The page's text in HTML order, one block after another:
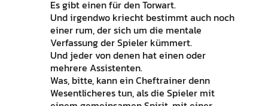
Es gibt einen für den Torwart.
Und irgendwo kriecht bestimmt auch noch
einer rum, der sich um die mentale
Verfassung der Spieler kümmert.
Und jeder von denen hat einen oder
mehrere Assistenten.
Was, bitte, kann ein Cheftrainer denn
Wesentlicheres tun, als die Spieler mit